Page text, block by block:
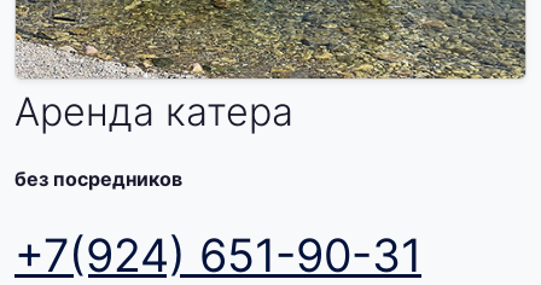
Аренда катера
без посредников
+7(924) 651-90-31